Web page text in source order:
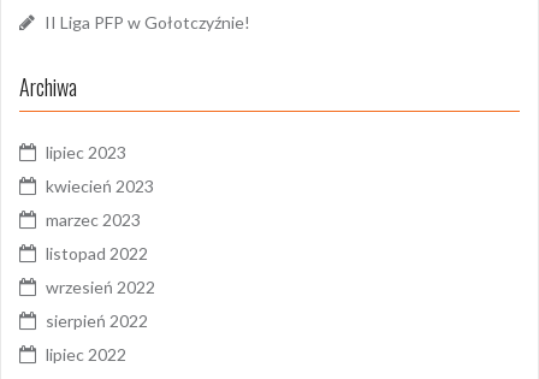
II Liga PFP w Gołotczyźnie!
Archiwa
lipiec 2023
kwiecień 2023
marzec 2023
listopad 2022
wrzesień 2022
sierpień 2022
lipiec 2022